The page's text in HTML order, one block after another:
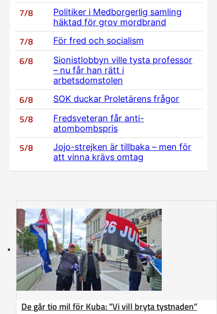
7/8
Politiker i Medborgerlig samling
häktad för grov mordbrand
7/8 För fred och socialism
6/8
Sionistlobbyn ville tysta professor
– nu får han rätt i
arbetsdomstolen
6/8 SOK duckar Proletärens frågor
5/8
Fredsveteran får anti-
atombombspris
5/8
Jojo-strejken är tillbaka – men för
att vinna krävs omtag
De går tio mil för Kuba: ”Vi vill bryta tystnaden”